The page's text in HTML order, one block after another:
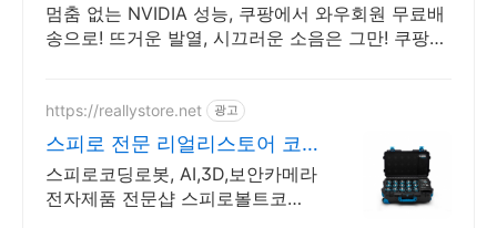
멈춤 없는 NVIDIA 성능, 쿠팡에서 와우회원 무료배
송으로! 뜨거운 발열, 시끄러운 소음은 그만! 쿠팡에
https://reallystore.net 광고
스피로 전문 리얼리스토어 코
딩교육을 쉽고 재밌게
스피로코딩로봇, AI,3D,보안카메라
전자제품 전문샵 스피로볼트코딩